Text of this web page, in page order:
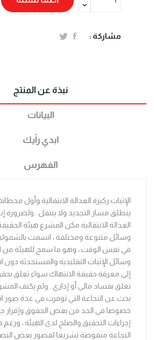
مشاركة :
نبذة عن المنتج
البيانات
ابدي رأيك
الفهرس
الإثبات ركيزة العدالة الانتقالية وأول
ينطلق مسار التجديد ولا ينتقل . ولضرورة
العدالة الانتقالية مكن المشرع هيئة
وسائل متنوعة ومختلفة ، اتسمت
في نفس الوقت ، وهو ما سمح للهيئة من
وسائل الإثبات التقليدية والمستحدثة دون
إلى معرفة حقيقة الانتهاك سواء تعلق
تعلق بفساد مالي أو إداري . ولم يكتف
بحث عن النجاعة التي توفرت في عدة صور
خصوصا في الحد من بعض الحقوق وإقرار
إجراءات التحقيق والصلح لدى الهيئة ،
النجاعة منقوصة تشريعا لقصور بعض